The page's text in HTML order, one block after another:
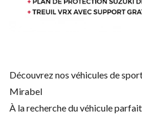
Découvrez nos véhicules de
Mirabel
À la recherche du véhicule